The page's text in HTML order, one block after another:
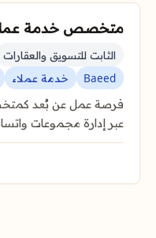
متخصص خدمة
الثابت للتسويق والعقارات
Baeed
خدمة عملاء
فرصة عمل عن بُعد
عبر إدارة مجموعات